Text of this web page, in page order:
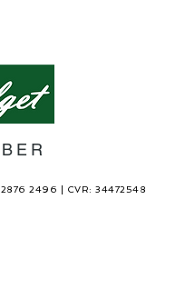
2876 2496 | CVR: 34472548